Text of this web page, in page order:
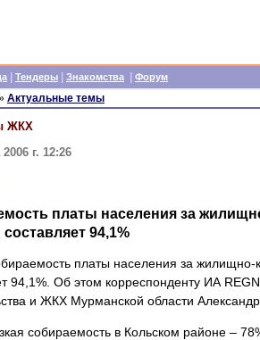
Тендеры Знакомства Форум
Актуальные темы
ЖКХ
2006 г. 12:26
платы населения за
94,1%
платы населения за жилищно-
94,1%. Об этом корреспонденту ИА
и ЖКХ Мурманской области
собираемость в Кольском районе –